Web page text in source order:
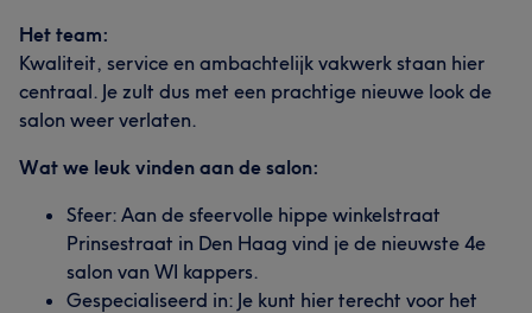
Het team:
Kwaliteit, service en ambachtelijk vakwerk staan hier
centraal. Je zult dus met een prachtige nieuwe look de
salon weer verlaten.
Wat we leuk vinden aan de salon:
Sfeer: Aan de sfeervolle hippe winkelstraat
Prinsestraat in Den Haag vind je de nieuwste 4e
salon van WI kappers.
Gespecialiseerd in: Je kunt hier terecht voor het